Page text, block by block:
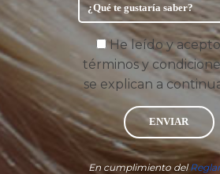
He leído y
términos y
se explican a
ENVIAR
En cumplimiento del